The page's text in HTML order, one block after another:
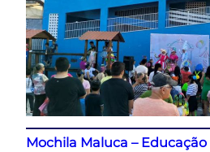
Mochila Maluca –